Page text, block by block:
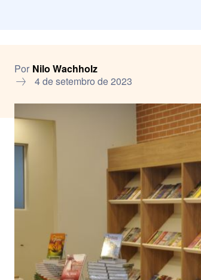
Por Nilo Wachholz
4 de setembro de 2023